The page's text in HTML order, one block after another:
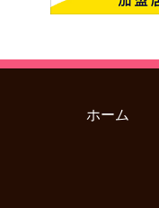
ホーム